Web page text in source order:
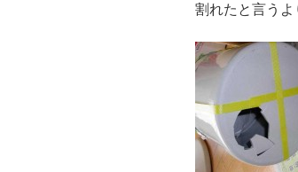
割れたと言うよ